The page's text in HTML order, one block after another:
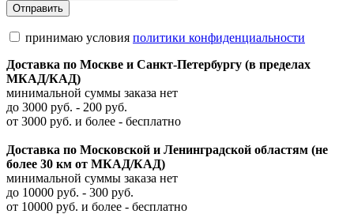
принимаю условия политики конфиденциальности
Доставка по Москве и Санкт-Петербургу (в пределах
МКАД/КАД)
минимальной суммы заказа нет
до 3000 руб. - 200 руб.
от 3000 руб. и более - бесплатно
Доставка по Московской и Ленинградской областям (не
более 30 км от МКАД/КАД)
минимальной суммы заказа нет
до 10000 руб. - 300 руб.
от 10000 руб. и более - бесплатно